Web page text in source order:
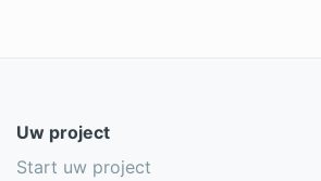
Uw project
Start uw project